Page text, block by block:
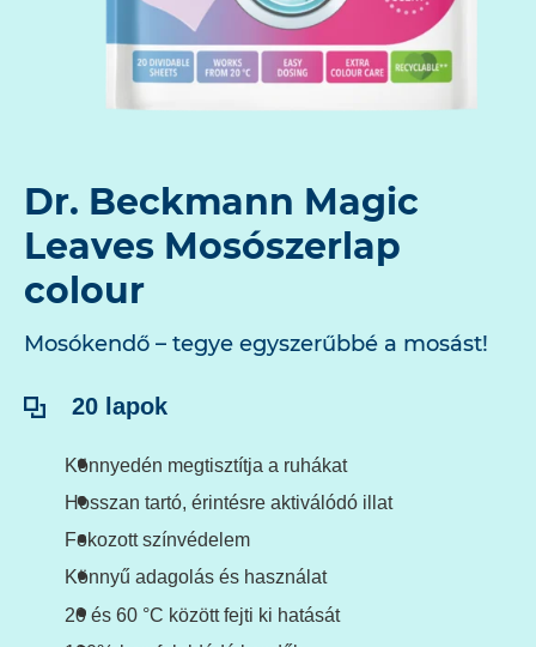
Dr. Beckmann Magic
Leaves Mosószerlap
colour
Mosókendő – tegye egyszerűbbé a mosást!
Tartalom:
20 lapok
Könnyedén megtisztítja a ruhákat
Hosszan tartó, érintésre aktiválódó illat
Fokozott színvédelem
Könnyű adagolás és használat
20 és 60 °C között fejti ki hatását